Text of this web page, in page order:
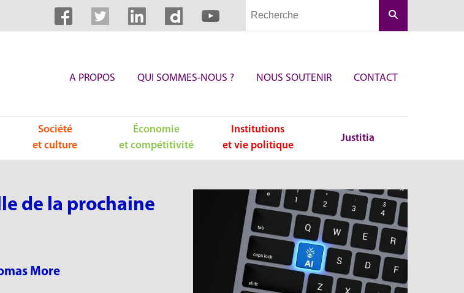
A PROPOS QUI SOMMES-NOUS ? NOUS SOUTENIR CONTACT
Société
et culture
Économie
et compétitivité
Institutions
et vie politique
Justitia
de la prochaine
More